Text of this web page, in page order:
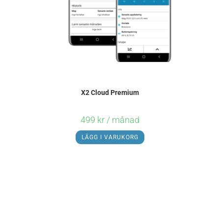
X2 Cloud Premium
499 kr/ månad
LÄGG I VARUKORG